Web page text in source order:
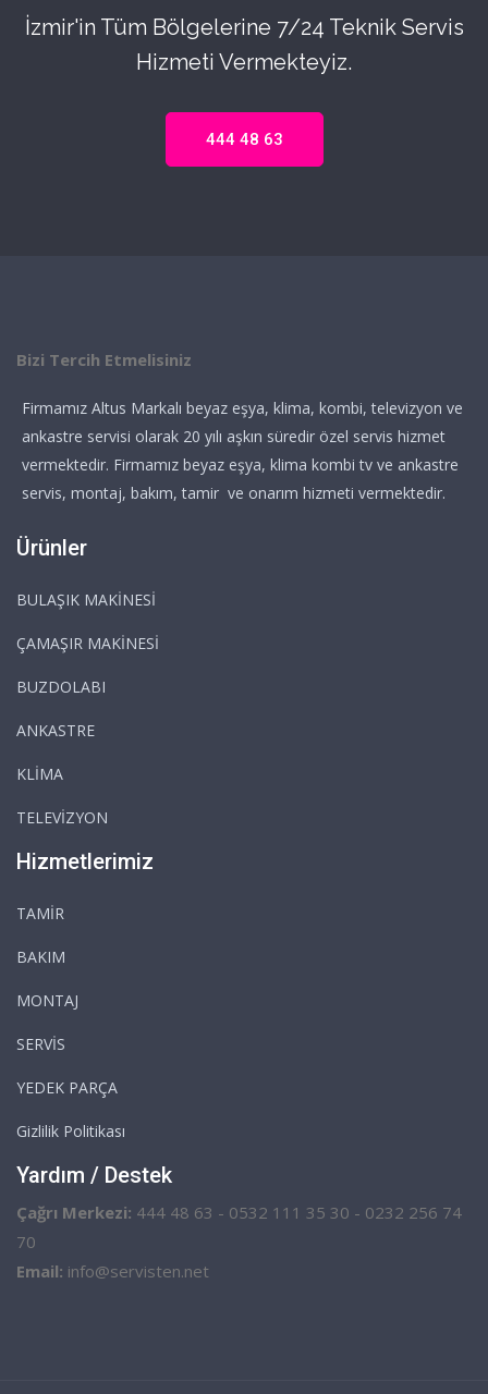
İzmir'in Tüm Bölgelerine 7/24 Teknik Servis
Hizmeti Vermekteyiz.
444 48 63
Bizi Tercih Etmelisiniz
Firmamız Altus Markalı beyaz eşya, klima, kombi, televizyon ve
ankastre servisi olarak 20 yılı aşkın süredir özel servis hizmet
vermektedir. Firmamız beyaz eşya, klima kombi tv ve ankastre
servis, montaj, bakım, tamir ve onarım hizmeti vermektedir.
Ürünler
BULAŞIK MAKİNESİ
ÇAMAŞIR MAKİNESİ
BUZDOLABI
ANKASTRE
KLİMA
TELEVİZYON
Hizmetlerimiz
TAMİR
BAKIM
MONTAJ
SERVİS
YEDEK PARÇA
Gizlilik Politikası
Yardım / Destek
Çağrı Merkezi: 444 48 63 - 0532 111 35 30 - 0232 256 74
70
Email: info@servisten.net